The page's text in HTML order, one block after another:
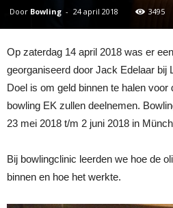
Door Bowling - 24 april 2018 3495
Op zaterdag 14 april 2018 was er
georganiseerd door Jack Edelaar bij
Doel is om geld binnen te halen voor
bowling EK zullen deelnemen.
23 mei 2018 t/m 2 juni 2018 in
Bij bowlingclinic leerden we hoe de
binnen en hoe het werkte.